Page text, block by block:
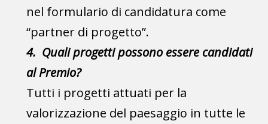
nel formulario di candidatura come
“partner di progetto”.
4. Quali progetti possono essere candidati
al Premio?
Tutti i progetti attuati per la
valorizzazione del paesaggio in tutte le